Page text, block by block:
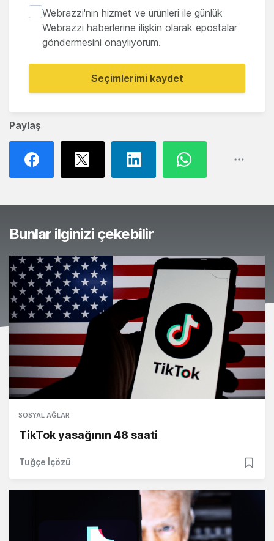
Paylaş
Webrazzi'nin hizmet ve ürünleri ile günlük
Webrazzi haberlerine ilişkin olarak epostalar
göndermesini onaylıyorum.
Seçimlerimi kaydet
Bunlar ilginizi çekebilir
SOSYAL AĞLAR
TikTok yasağının 48 saati
Tuğçe İçözü